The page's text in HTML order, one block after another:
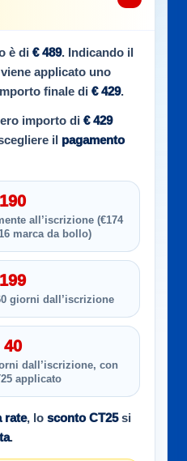
è di € 489. Indicando il
applicato uno
finale di € 429.
importo di € 429
il pagamento
all’iscrizione (€174
marca da bollo)
giorni dall’iscrizione
40
dall’iscrizione, con
applicato
rate, lo sconto CT25si
.